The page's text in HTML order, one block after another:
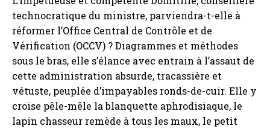
technocratique du ministre, parviendra-t-elle à
réformer l’Office Central de Contrôle et de
Vérification (OCCV) ? Diagrammes et méthodes
sous le bras, elle s’élance avec entrain à l’assaut de
cette administration absurde, tracassière et
vétuste, peuplée d’impayables ronds-de-cuir. Elle y
croise pêle-mêle la blanquette aphrodisiaque, le
lapin chasseur remède à tous les maux, le petit